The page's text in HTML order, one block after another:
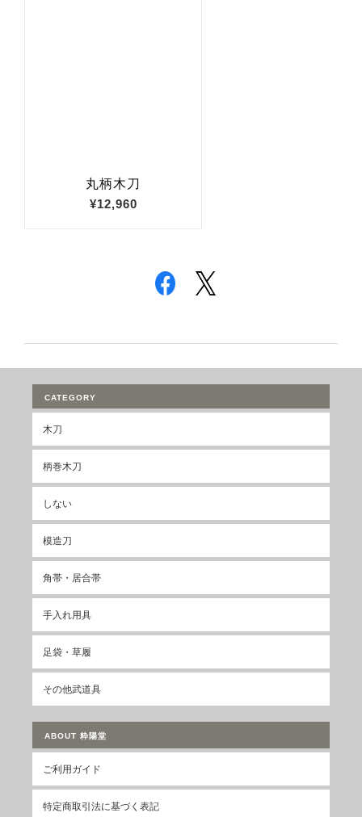
CATEGORY
木刀
柄巻木刀
しない
模造刀
角帯・居合帯
手入れ用具
足袋・草履
その他武道具
ABOUT 粋陽堂
ご利用ガイド
特定商取引法に基づく表記